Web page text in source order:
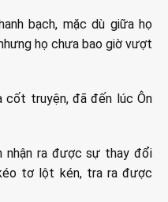
bạch, mặc dù giữa họ
họ chưa bao giờ vượt
truyện, đã đến lúc Ôn
nhận ra được sự thay đổi
tơ lột kén, tra ra được